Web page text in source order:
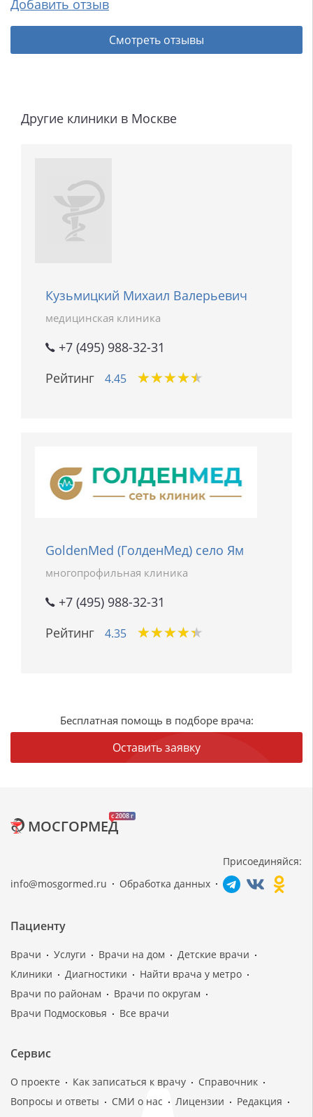
Добавить отзыв
Смотреть отзывы
Другие клиники в Москве
Кузьмицкий Михаил Валерьевич
медицинская клиника
+7 (495) 988-32-31
Рейтинг
4.45 ★★★★★
★★★★★
GoldenMed (ГолденМед) село Ям
многопрофильная клиника
+7 (495) 988-32-31
Рейтинг
4.35 ★★★★★
★★★★★
Бесплатная помощь в подборе врача:
Оставить заявку
c 2008 г
МОСГОРМЕД
info@mosgormed.ru Обработка данных
Присоединяйся:
Пациенту
Врачи Услуги Врачи на дом
Детские врачи
Клиники
Диагностики
Найти врача у метро
Врачи по районам
Врачи по округам
Врачи Подмосковья
Все врачи
Сервис
О проекте Как записаться к врачу
Справочник
Вопросы и ответы
СМИ о нас Лицензии
Редакция